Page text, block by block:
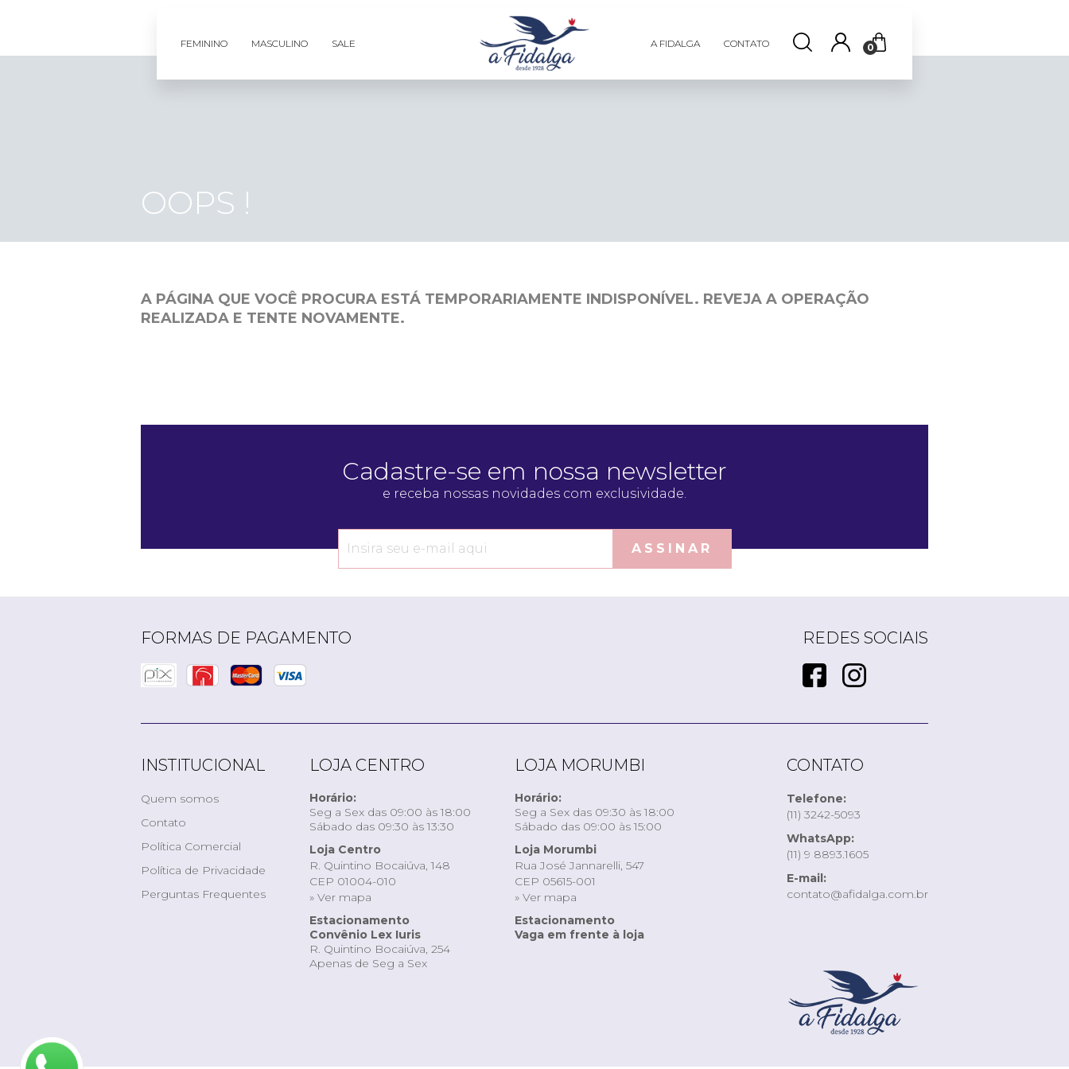
0
FEMININO MASCULINO SALE A FIDALGA CONTATO
Quero me cadastrar
OOPS !
A PÁGINA QUE VOCÊ PROCURA ESTÁ TEMPORARIAMENTE INDISPONÍVEL. REVEJA A OPERAÇÃO
REALIZADA E TENTE NOVAMENTE.
Cadastre-se em nossa newsletter
e receba nossas novidades com exclusividade.
ASSINAR
FORMAS DE PAGAMENTO REDES SOCIAIS
INSTITUCIONAL
Quem somos
Contato
Política Comercial
Política de Privacidade
Perguntas Frequentes
LOJA CENTRO
Horário:
Seg a Sex das 09:00 às 18:00
Sábado das 09:30 às 13:30
Loja Centro
R. Quintino Bocaiúva, 148
CEP 01004-010
» Ver mapa
Estacionamento
Convênio Lex Iuris
R. Quintino Bocaiúva, 254
Apenas de Seg a Sex
LOJA MORUMBI
Horário:
Seg a Sex das 09:30 às 18:00
Sábado das 09:00 às 15:00
Loja Morumbi
Rua José Jannarelli, 547
CEP 05615-001
» Ver mapa
Estacionamento
Vaga em frente à loja
CONTATO
Telefone:
(11) 3242-5093
WhatsApp:
(11) 9 8893.1605
E-mail:
contato@afidalga.com.br